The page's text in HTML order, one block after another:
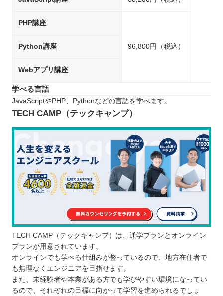
PHP講座
96,800円（税込）
Python講座
Webアプリ講座
学べる言語
JavaScriptやPHP、Pythonなどの言語を学べます。
TECH CAMP（テックキャンプ）
TECH CAMP（テックキャンプ）は、通学プランとオンライン
プランが用意されています。
オンラインでも学べる仕組みが整っているので、地方在住者で
も無理なくエンジニアを目指せます。
また、未経験者や本業がある方でも学びやすい環境になってい
るので、それぞれの目標に向かって学習を進められるでしょ